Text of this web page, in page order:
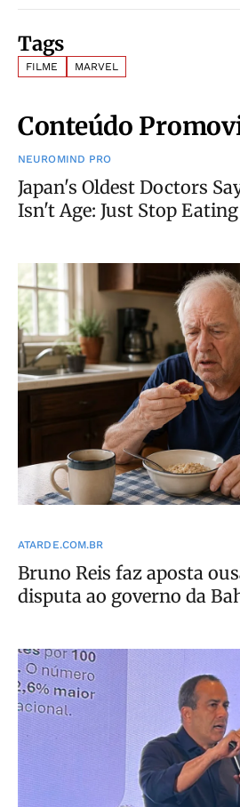
Tags
FILME MARVEL